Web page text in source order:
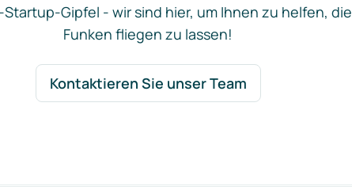
Gipfel - wir sind hier, um Ihnen zu helfen, die
Funken fliegen zu lassen!
Kontaktieren Sie unser Team